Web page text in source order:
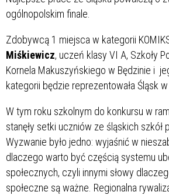
ogólnopolskim finale.
Zdobywcą 1 miejsca w kategorii
Miśkiewicz, uczeń klasy VI A, Szkoły
Kornela Makuszyńskiego w Będzinie i
kategorii będzie reprezentowała Śląsk
W tym roku szkolnym do konkursu w
stanęły setki uczniów ze śląskich szkół
Wyzwanie było jedno: wyjaśnić w
dlaczego warto być częścią systemu
społecznych, czyli innymi słowy
społeczne są ważne. Regionalna